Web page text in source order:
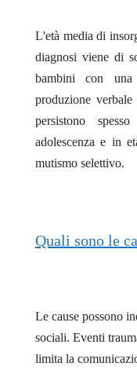
L'età media di
diagnosi viene di
bambini con
produzione
persistono
adolescenza e in
mutismo selettivo.
Quali sono le
Le cause possono
sociali. Eventi
limita la